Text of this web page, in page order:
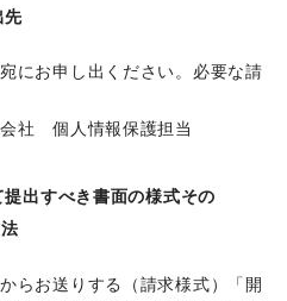
先
にお申し出ください。必要な請
社 個人情報保護担当
出すべき書面の様式その
らお送りする（請求様式）「開